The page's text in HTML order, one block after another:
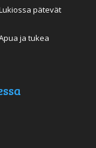
pätevät
ja tukea